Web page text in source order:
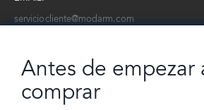
serviciocliente@modarm.com
Conoce toda la información sobre últimas
Subscríbete a nuestro newsletter
Antes de empezar
comprar